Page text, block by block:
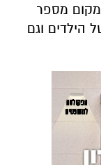
מספר
הילדים וגם